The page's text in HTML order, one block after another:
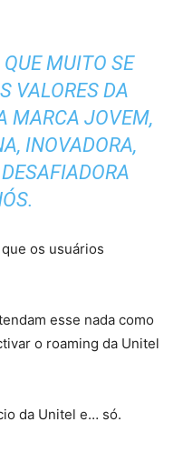
MUITO SE
VALORES DA
MARCA JOVEM,
INOVADORA,
os usuários
esse nada como
o roaming da Unitel
da Unitel e… só.